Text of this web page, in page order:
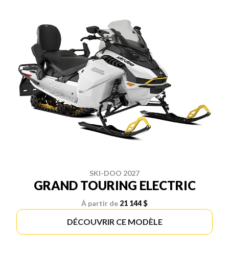
SKI-DOO 2027
GRAND TOURING ELECTRIC
À partir de 21 144 $
DÉCOUVRIR CE MODÈLE